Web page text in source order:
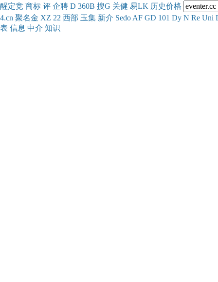
醒定竞 商标 评 企聘 D 360B 搜G 关健 易LK 历史价格
4.cn 聚名金 XZ 22 西部 玉集 新介 Sedo AF GD 101 Dy N Re Uni
表 信息 中介 知识